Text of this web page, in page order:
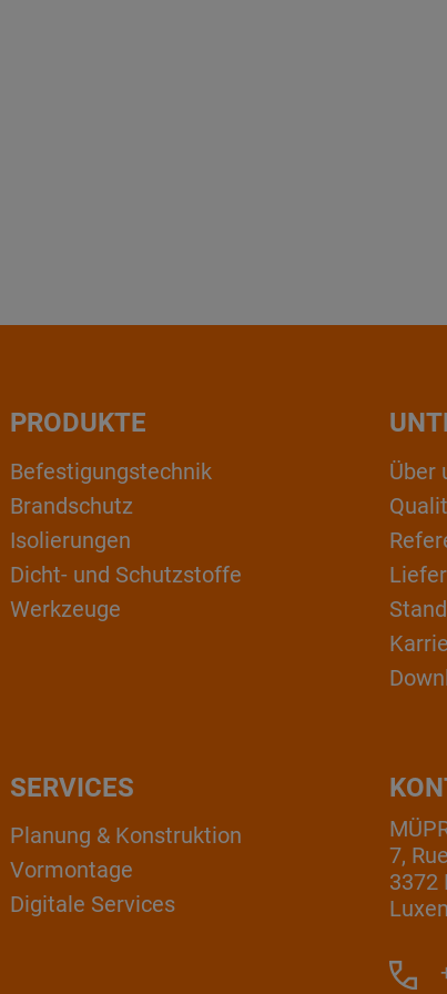
PRODUKTE
Befestigungstechnik
Brandschutz
Isolierungen
Dicht- und Schutzstoffe
Werkzeuge
Über
7,
3372
SERVICES
Planung & Konstruktion
Vormontage
Digitale Services